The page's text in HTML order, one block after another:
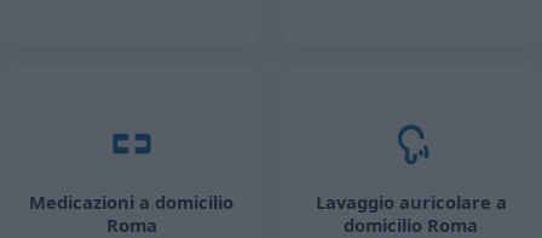
Medicazioni a domicilio
Roma
Lavaggio auricolare a
domicilio Roma